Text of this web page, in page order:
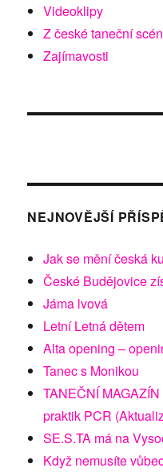
Videoklipy
Z české taneční
Zajímavosti
NEJNOVĚJŠÍ
Jak se mění česká
České Budějovice
Jáma lvová
Letní Letná dětem
Alta opening –
Tanec s Monikou
TANEČNÍ
praktik PCR
SE.S.TA má na
Když nemusíte